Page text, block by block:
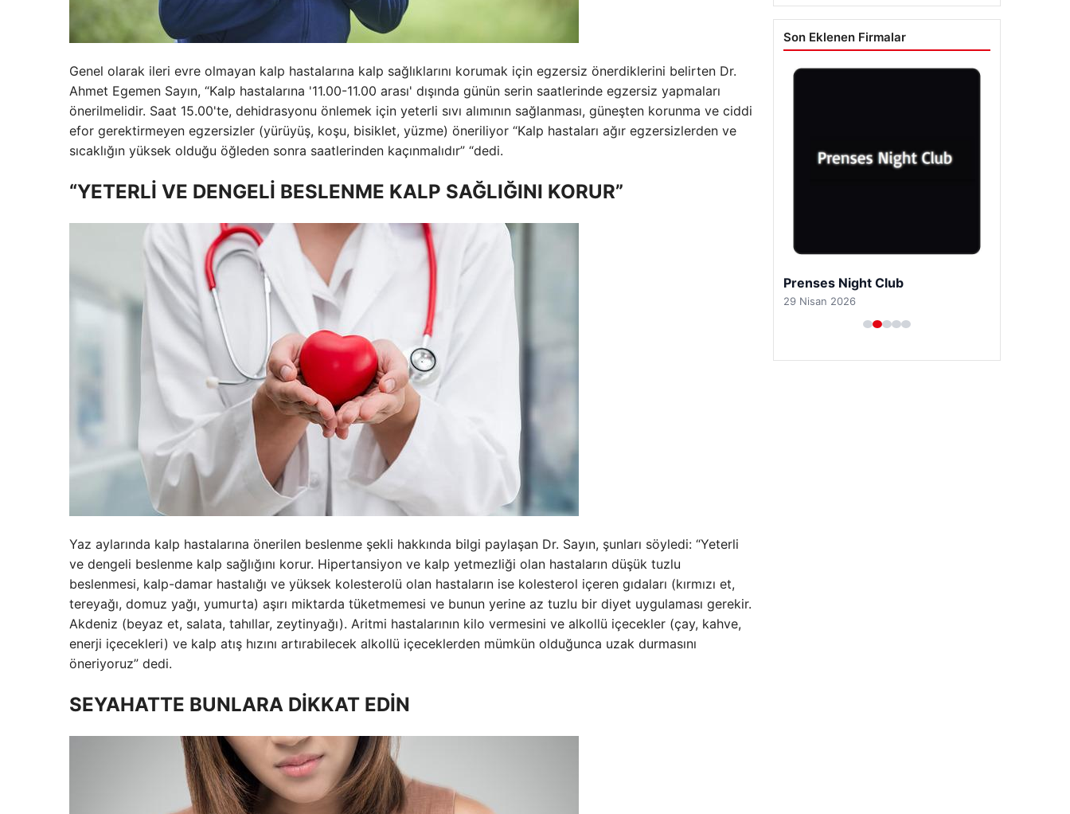
Genel olarak ileri evre olmayan kalp hastalarına kalp sağlıklarını korumak için egzersiz önerdiklerini belirten Dr.
Ahmet Egemen Sayın, “Kalp hastalarına '11.00-11.00 arası' dışında günün serin saatlerinde egzersiz yapmaları
önerilmelidir. Saat 15.00'te, dehidrasyonu önlemek için yeterli sıvı alımının sağlanması, güneşten korunma ve ciddi
efor gerektirmeyen egzersizler (yürüyüş, koşu, bisiklet, yüzme) öneriliyor “Kalp hastaları ağır egzersizlerden ve
sıcaklığın yüksek olduğu öğleden sonra saatlerinden kaçınmalıdır” “dedi.
“YETERLİ VE DENGELİ BESLENME KALP SAĞLIĞINI KORUR”
Yaz aylarında kalp hastalarına önerilen beslenme şekli hakkında bilgi paylaşan Dr. Sayın, şunları söyledi: “Yeterli
ve dengeli beslenme kalp sağlığını korur. Hipertansiyon ve kalp yetmezliği olan hastaların düşük tuzlu
beslenmesi, kalp-damar hastalığı ve yüksek kolesterolü olan hastaların ise kolesterol içeren gıdaları (kırmızı et,
tereyağı, domuz yağı, yumurta) aşırı miktarda tüketmemesi ve bunun yerine az tuzlu bir diyet uygulaması gerekir.
Akdeniz (beyaz et, salata, tahıllar, zeytinyağı). Aritmi hastalarının kilo vermesini ve alkollü içecekler (çay, kahve,
enerji içecekleri) ve kalp atış hızını artırabilecek alkollü içeceklerden mümkün olduğunca uzak durmasını
öneriyoruz” dedi.
SEYAHATTE BUNLARA DİKKAT EDİN
Son Eklenen Firmalar
Prenses Night Club
29 Nisan 2026